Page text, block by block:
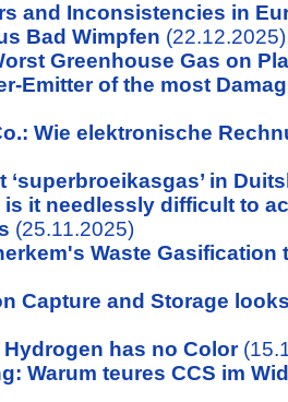
and Inconsistencies in
Bad Wimpfen (22.12.2025)
Greenhouse Gas on
Emitter of the most
Wie elektronische
in
is it needlessly difficult to
(25.11.2025)
Waste
Capture and Storage
has no Color
Warum teures CCS im